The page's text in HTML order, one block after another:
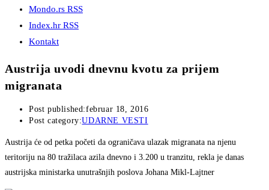
Mondo.rs RSS
Index.hr RSS
Kontakt
Austrija uvodi dnevnu kvotu za prijem
migranata
Post published:februar 18, 2016
Post category:UDARNE VESTI
Austrija će od petka početi da ograničava ulazak migranata na njenu
teritoriju na 80 tražilaca azila dnevno i 3.200 u tranzitu, rekla je danas
austrijska ministarka unutrašnjih poslova Johana Mikl-Lajtner